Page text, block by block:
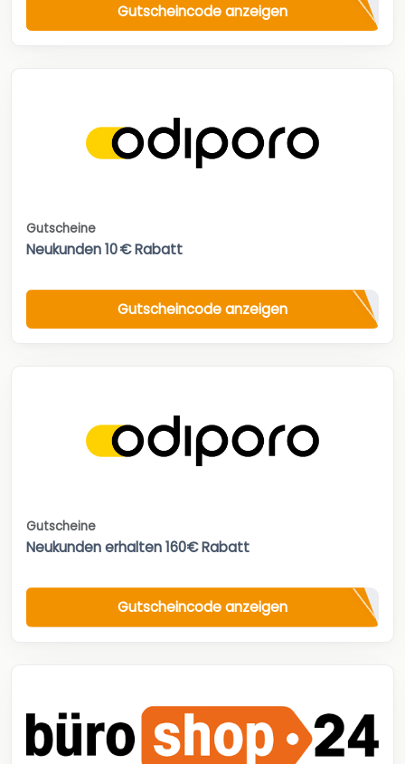
Gutscheincode anzeigen
Gutscheine
Neukunden 10 € Rabatt
Gutscheincode anzeigen
Gutscheine
Neukunden erhalten 160€ Rabatt
Gutscheincode anzeigen